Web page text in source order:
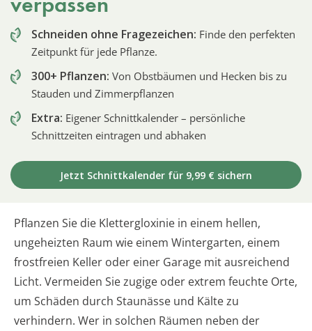
Schneiden ohne Fragezeichen: Finde den perfekten
Zeitpunkt für jede Pflanze.
300+ Pflanzen: Von Obstbäumen und Hecken bis zu
Stauden und Zimmerpflanzen
Extra: Eigener Schnittkalender – persönliche
Schnittzeiten eintragen und abhaken
Jetzt Schnittkalender für 9,99 € sichern
Pflanzen Sie die Klettergloxinie in einem hellen,
ungeheizten Raum wie einem Wintergarten, einem
frostfreien Keller oder einer Garage mit ausreichend
Licht. Vermeiden Sie zugige oder extrem feuchte Orte,
um Schäden durch Staunässe und Kälte zu
verhindern. Wer in solchen Räumen neben der